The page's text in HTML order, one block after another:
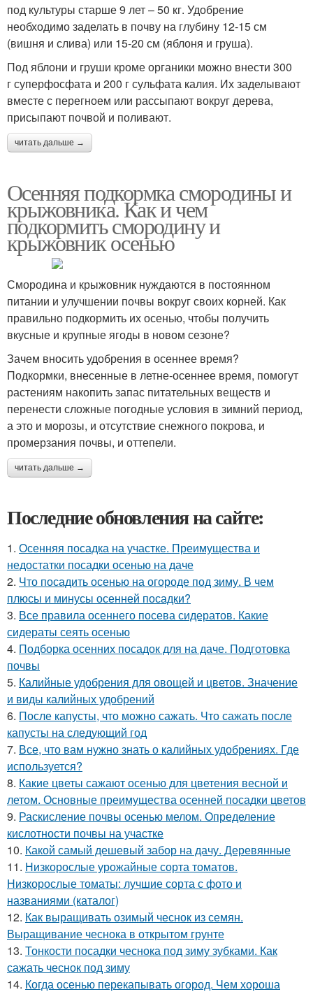
под культуры старше 9 лет – 50 кг. Удобрение
необходимо заделать в почву на глубину 12-15 см
(вишня и слива) или 15-20 см (яблоня и груша).
Под яблони и груши кроме органики можно внести 300
г суперфосфата и 200 г сульфата калия. Их заделывают
вместе с перегноем или рассыпают вокруг дерева,
присыпают почвой и поливают.
читать дальше →
Осенняя подкормка смородины и
крыжовника. Как и чем
подкормить смородину и
крыжовник осенью
Смородина и крыжовник нуждаются в постоянном
питании и улучшении почвы вокруг своих корней. Как
правильно подкормить их осенью, чтобы получить
вкусные и крупные ягоды в новом сезоне?
Зачем вносить удобрения в осеннее время?
Подкормки, внесенные в летне-осеннее время, помогут
растениям накопить запас питательных веществ и
перенести сложные погодные условия в зимний период,
а это и морозы, и отсутствие снежного покрова, и
промерзания почвы, и оттепели.
читать дальше →
Последние обновления на сайте:
1. Осенняя посадка на участке. Преимущества и
недостатки посадки осенью на даче
2. Что посадить осенью на огороде под зиму. В чем
плюсы и минусы осенней посадки?
3. Все правила осеннего посева сидератов. Какие
сидераты сеять осенью
4. Подборка осенних посадок для на даче. Подготовка
почвы
5. Калийные удобрения для овощей и цветов. Значение
и виды калийных удобрений
6. После капусты, что можно сажать. Что сажать после
капусты на следующий год
7. Все, что вам нужно знать о калийных удобрениях. Где
используется?
8. Какие цветы сажают осенью для цветения весной и
летом. Основные преимущества осенней посадки цветов
9. Раскисление почвы осенью мелом. Определение
кислотности почвы на участке
10. Какой самый дешевый забор на дачу. Деревянные
11. Низкорослые урожайные сорта томатов.
Низкорослые томаты: лучшие сорта с фото и
названиями (каталог)
12. Как выращивать озимый чеснок из семян.
Выращивание чеснока в открытом грунте
13. Тонкости посадки чеснока под зиму зубками. Как
сажать чеснок под зиму
14. Когда осенью перекапывать огород. Чем хороша